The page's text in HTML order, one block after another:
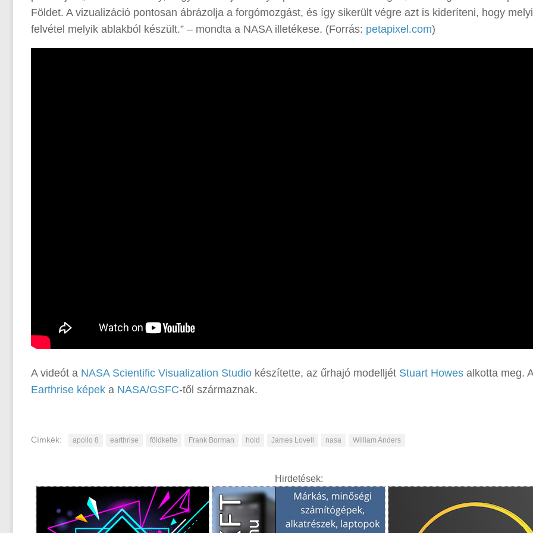
Földet. A vizualizáció pontosan ábrázolja a forgómozgást, és így sikerült végre azt is kideríteni, hogy
felvétel melyik ablakból készült.” – mondta a NASA illetékese. (Forrás: petapixel.com)
A videót a NASA Scientific Visualization Studio készítette, az űrhajó modelljét Stuart Howes alkotta meg.
Earthrise képek a NASA/GSFC-től származnak.
Címkék: apollo 8 earthrise földkelte Frank Borman hold James Lovell nasa William Anders
Hirdetések: